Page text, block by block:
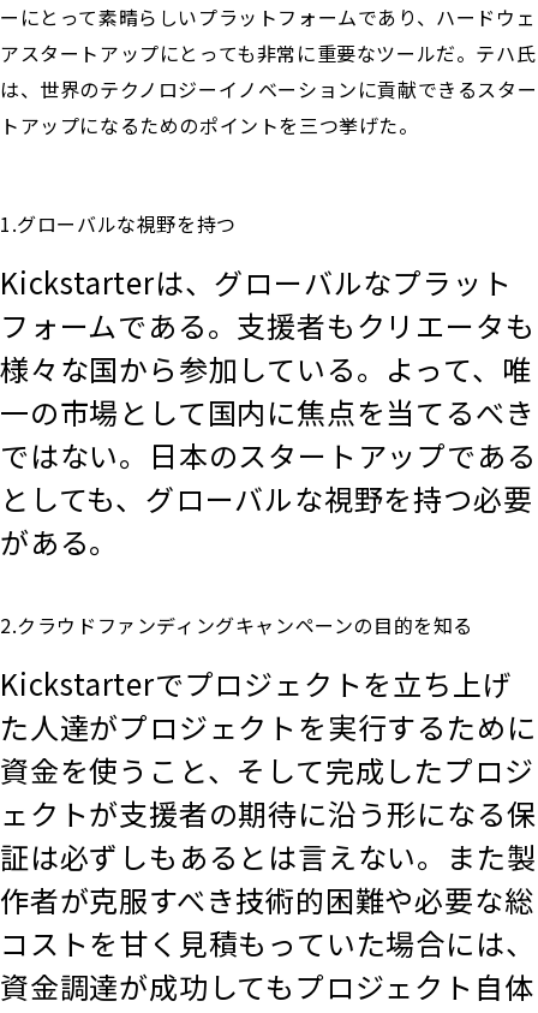
ーにとって素晴らしいプラットフォームであり、ハードウェ
アスタートアップにとっても非常に重要なツールだ。テハ氏
は、世界のテクノロジーイノベーションに貢献できるスター
トアップになるためのポイントを三つ挙げた。
1.グローバルな視野を持つ
Kickstarterは、グローバルなプラット
フォームである。支援者もクリエータも
様々な国から参加している。よって、唯
一の市場として国内に焦点を当てるべき
ではない。日本のスタートアップである
としても、グローバルな視野を持つ必要
がある。
2.クラウドファンディングキャンペーンの目的を知る
Kickstarterでプロジェクトを立ち上げ
た人達がプロジェクトを実行するために
資金を使うこと、そして完成したプロジ
ェクトが支援者の期待に沿う形になる保
証は必ずしもあるとは言えない。また製
作者が克服すべき技術的困難や必要な総
コストを甘く見積もっていた場合には、
資金調達が成功してもプロジェクト自体